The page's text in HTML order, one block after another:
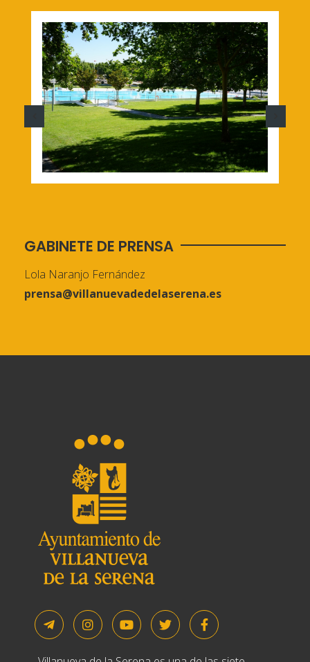
GABINETE DE PRENSA
Lola Naranjo Fernández
prensa@villanuevadedelaserena.es